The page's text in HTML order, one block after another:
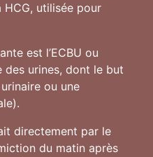
utilisée pour
est l’ECBU ou
urines, dont le but
ou une
directement par le
du matin après